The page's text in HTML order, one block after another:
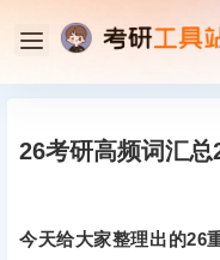
26考研高频词汇总
今天给大家整理出的26